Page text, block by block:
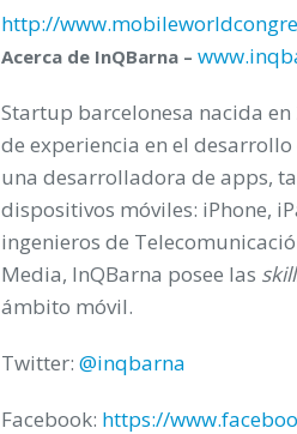
http://
Acerca de InQBarna –
Startup barcelonesa nacida
de experiencia en el
una desarrolladora de apps,
dispositivos móviles: iPhone,
ingenieros de
Media, InQBarna posee las
ámbito móvil.
Twitter: @inqbarna
Facebook: https://